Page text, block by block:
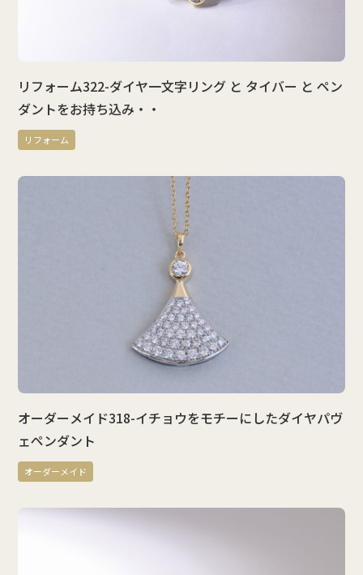
リフォーム322-ダイヤ一文字リング と タイバー と ペン
ダントをお持ち込み・・
リフォーム
オーダーメイド318-イチョウをモチーにしたダイヤパヴ
ェペンダント
オーダーメイド